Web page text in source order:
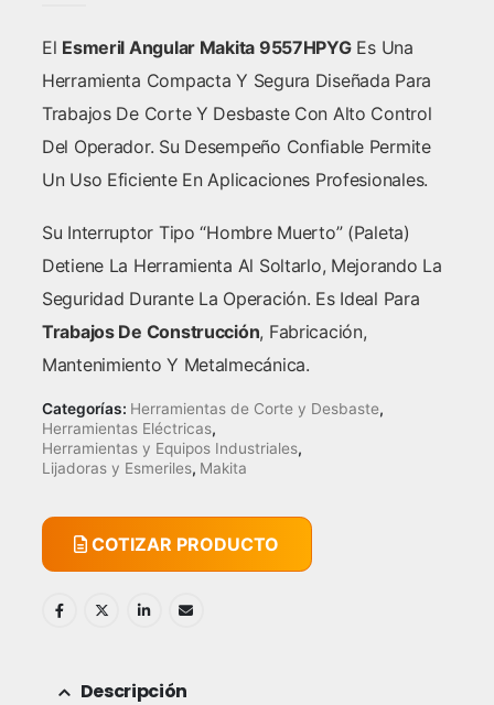
El Esmeril Angular Makita 9557HPYGEs Una
Herramienta Compacta Y Segura Diseñada Para
Trabajos De Corte Y Desbaste Con Alto Control
Del Operador. Su Desempeño Confiable Permite
Un Uso Eficiente En Aplicaciones Profesionales.
Su Interruptor Tipo “hombre Muerto” (paleta)
Detiene La Herramienta Al Soltarlo, Mejorando La
Seguridad Durante La Operación. Es Ideal Para
Trabajos De Construcción, Fabricación,
Mantenimiento Y Metalmecánica.
Categorías: Herramientas de Corte y Desbaste,
Herramientas Eléctricas,
Herramientas y Equipos Industriales,
Lijadoras y Esmeriles, Makita
COTIZAR PRODUCTO
Descripción